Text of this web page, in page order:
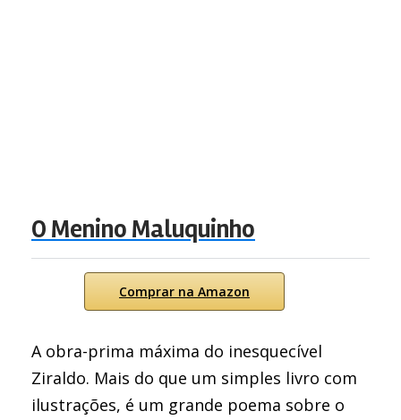
O Menino Maluquinho
Comprar na Amazon
A obra-prima máxima do inesquecível
Ziraldo. Mais do que um simples livro com
ilustrações, é um grande poema sobre o